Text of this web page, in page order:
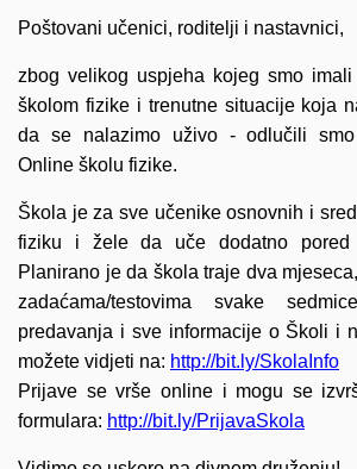
Poštovani učenici, roditelji i nastavnici,
zbog velikog uspjeha kojeg smo
školom fizike i trenutne situacije koja
da se nalazimo uživo - odlučili
Online školu fizike.
Škola je za sve učenike osnovnih i
fiziku i žele da uče dodatno pored
Planirano je da škola traje dva
zadaćama/testovima svake
predavanja i sve informacije o Školi i
možete vidjeti na: http://bit.ly/SkolaInfo
Prijave se vrše online i mogu se
formulara: http://bit.ly/PrijavaSkola